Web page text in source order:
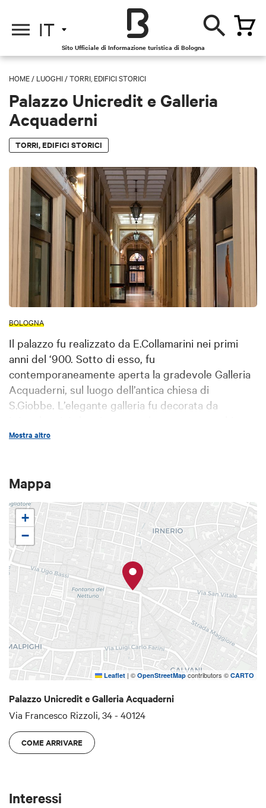
IT
Sito Ufficiale di Informazione turistica di Bologna
HOME / LUOGHI /TORRI, EDIFICI STORICI
Palazzo Unicredit e Galleria
Acquaderni
TORRI, EDIFICI STORICI
BOLOGNA
Il palazzo fu realizzato da E.Collamarini nei primi
anni del ‘900. Sotto di esso, fu
contemporaneamente aperta la gradevole Galleria
Acquaderni, sul luogo dell’antica chiesa di
S.Giobbe. L’elegante galleria fu decorata da
stampe policrome rappresentanti Piazza Maggiore,
Mostra altro
Mappa
+
−
Leaflet | © OpenStreetMapcontributors © CARTO
Palazzo Unicredit e Galleria Acquaderni
Via Francesco Rizzoli, 34 - 40124
COME ARRIVARE
Interessi